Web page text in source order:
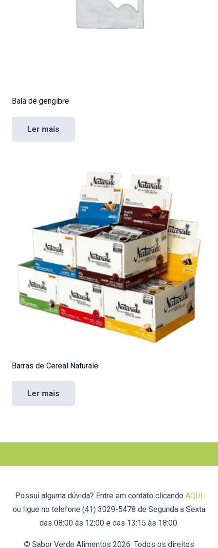
Bala de gengibre
Ler mais
Barras de Cereal Naturale
Ler mais
Possui alguma dúvida? Entre em contato clicando AQUI
ou ligue no telefone (41) 3029-5478 de Segunda a Sexta
das 08:00 às 12:00 e das 13:15 às 18:00.
© Sabor Verde Alimentos 2026. Todos os direitos